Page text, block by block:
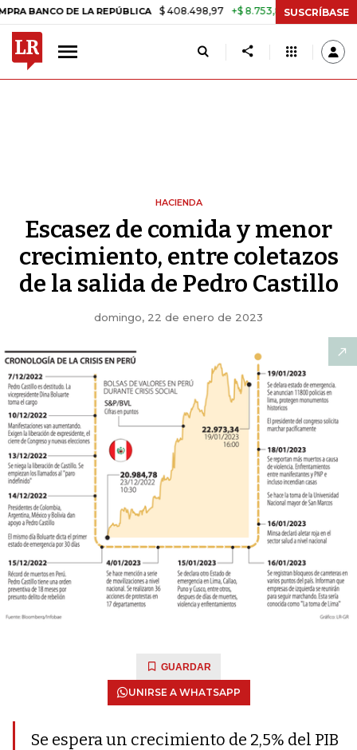
DE LA REPÚBLICA $ 408.498,97 +$ 8.753,81 +2,19% TASA DE
SUSCRÍBASE
HACIENDA
Escasez de comida y menor
crecimiento, entre coletazos
de la salida de Pedro Castillo
domingo, 22 de enero de 2023
GUARDAR
UNIRSE A WHATSAPP
Se espera un crecimiento de 2,5% del PIB